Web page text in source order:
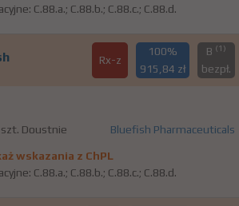
C.88.a.; C.88.b.; C.88.c.; C.88.d.
Rx-z
100%
915,84 zł
B (1)
bezpł.
Doustnie Bluefish Pharmaceuticals
wskazania z ChPL
C.88.a.; C.88.b.; C.88.c.; C.88.d.